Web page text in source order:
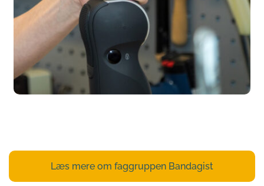
Læs mere om faggruppen Bandagist